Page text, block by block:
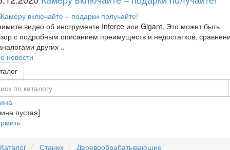
видео об инструменте Inforce или Gigant. Это может быть
с подробным описанием преимуществ и недостатков,
других ..
новости
пустая]
Каталог Станки Деревообрабатывающие